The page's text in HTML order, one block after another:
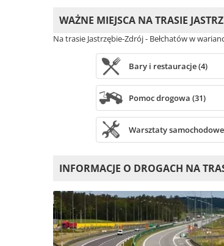
WAŻNE MIEJSCA NA TRASIE
Na trasie Jastrzębie-Zdrój - Bełchatów w
Bary i restauracje (4)
Pomoc drogowa (31)
Warsztaty
INFORMACJE O DROGACH NA